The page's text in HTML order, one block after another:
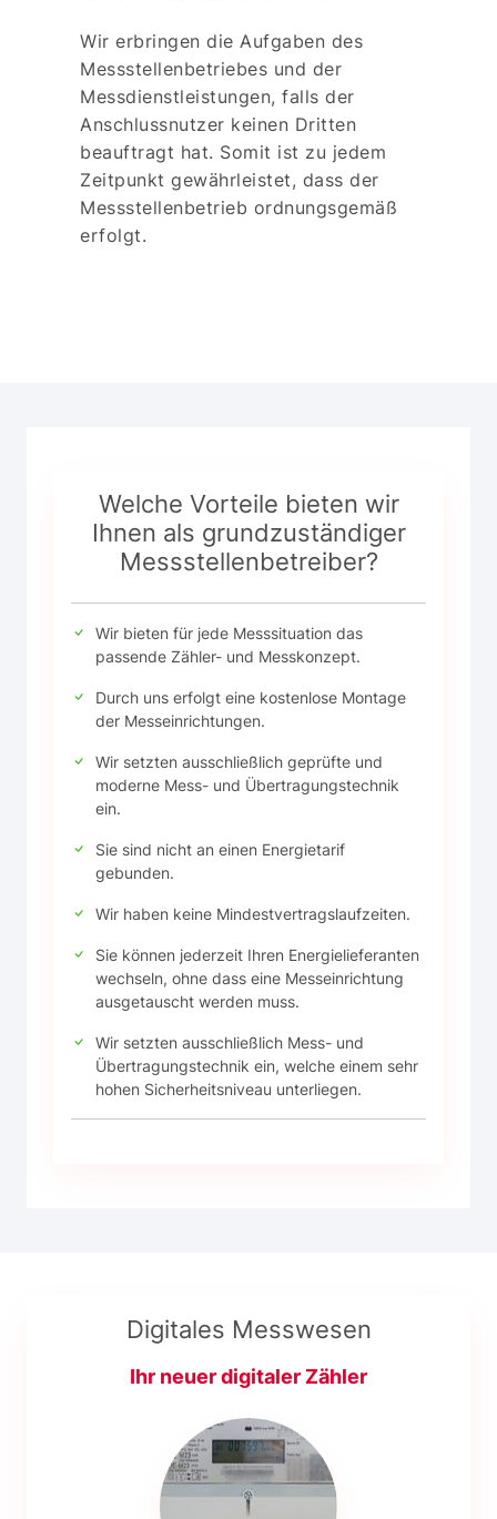
Wir erbringen die Aufgaben des
Messstellenbetriebes und der
Messdienstleistungen, falls der
Anschlussnutzer keinen Dritten
beauftragt hat. Somit ist zu jedem
Zeitpunkt gewährleistet, dass der
Messstellenbetrieb ordnungsgemäß
erfolgt.
Welche Vorteile bieten wir
Ihnen als grundzuständiger
Messstellenbetreiber?
Wir bieten für jede Messsituation das
passende Zähler- und Messkonzept.
Durch uns erfolgt eine kostenlose Montage
der Messeinrichtungen.
Wir setzten ausschließlich geprüfte und
moderne Mess- und Übertragungstechnik
ein.
Sie sind nicht an einen Energietarif
gebunden.
Wir haben keine Mindestvertragslaufzeiten.
Sie können jederzeit Ihren Energielieferanten
wechseln, ohne dass eine Messeinrichtung
ausgetauscht werden muss.
Wir setzten ausschließlich Mess- und
Übertragungstechnik ein, welche einem sehr
hohen Sicherheitsniveau unterliegen.
Digitales Messwesen
Ihr neuer digitaler Zähler